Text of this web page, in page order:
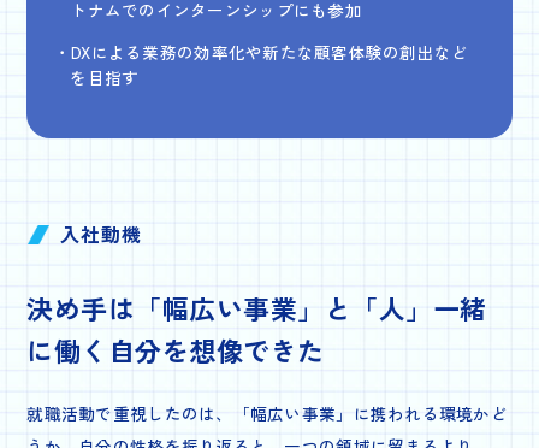
トナムでのインターンシップにも参加
DXによる業務の効率化や新たな顧客体験の創出など
を目指す
入社動機
決め手は「幅広い事業」と「人」 一緒
に働く自分を想像できた
就職活動で重視したのは、「幅広い事業」に携われる環境かど